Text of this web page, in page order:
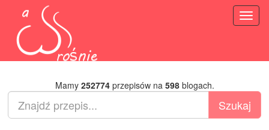
Mamy 252774przepisów na 598blogach.